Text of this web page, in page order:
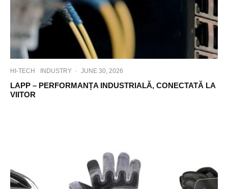
HI-TECH INDUSTRY · JUNE 30, 2026
LAPP – PERFORMANȚA INDUSTRIALĂ, CONECTATĂ LA
VIITOR